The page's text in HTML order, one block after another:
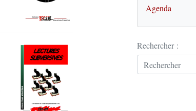
Agenda
Rechercher :